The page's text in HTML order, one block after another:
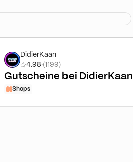
DidierKaan
4.98·(1199)
Gutscheine bei DidierKaan
Shops